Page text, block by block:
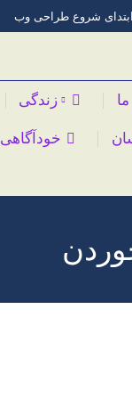
ابتدای شروع طراحی وب
زندگی
خودآگاهی